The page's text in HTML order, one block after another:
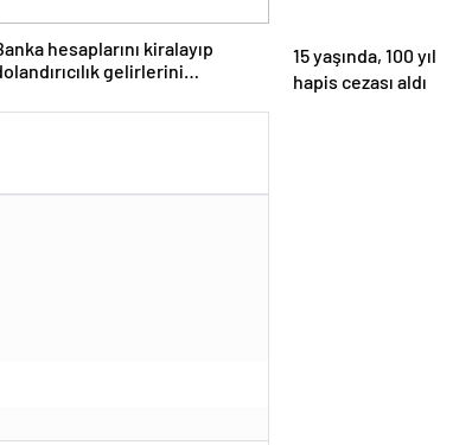
hesaplarını kiralayıp
gelirlerini
15 yaşında, 100 yıl
hapis cezası aldı